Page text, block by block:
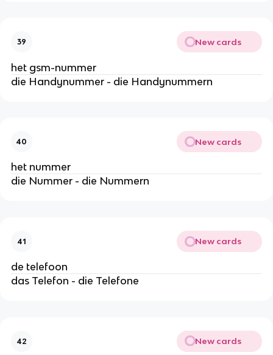
39 New cards
het gsm-nummer
die Handynummer - die Handynummern
40 New cards
het nummer
die Nummer - die Nummern
41 New cards
de telefoon
das Telefon - die Telefone
42 New cards